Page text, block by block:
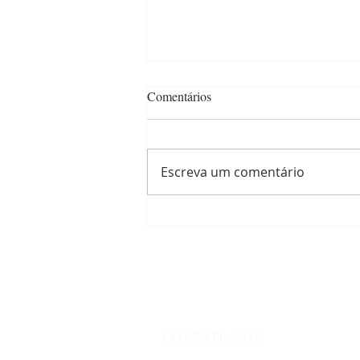
Comentários
Escreva um comentário